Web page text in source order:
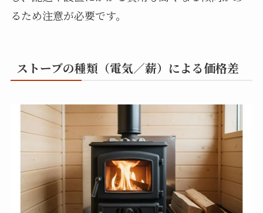
るため注意が必要です。
ストーブの種類（電気／薪）による価格差